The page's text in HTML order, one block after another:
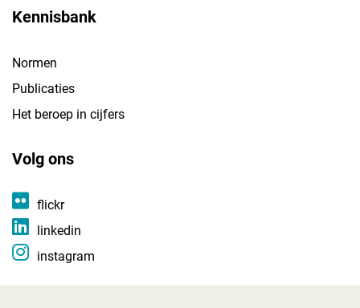
Kennisbank
Normen
Publicaties
Het beroep in cijfers
Volg ons
flickr
linkedin
instagram